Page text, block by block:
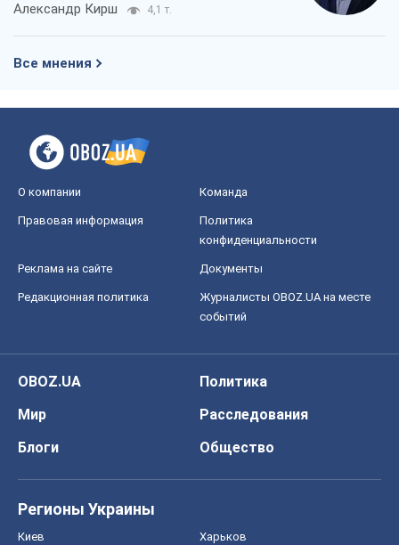
Александр Кирш 4,1 т.
Все мнения
О компании Команда
Правовая информация
Политика
конфиденциальности
Реклама на сайте Документы
Редакционная политика
Журналисты OBOZ.UA на месте
событий
OBOZ.UA
Политика
Мир
Расследования
Блоги
Общество
Регионы Украины
Киев Харьков